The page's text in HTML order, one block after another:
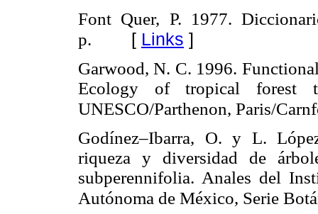
Font Quer, P. 1977.
p. [ Links ]
Garwood, N. C. 1996.
Ecology of tropical forest
UNESCO/Parthenon, Paris/
Godínez–Ibarra, O. y L.
riqueza y diversidad de
subperennifolia. Anales del
Autónoma de México, Serie